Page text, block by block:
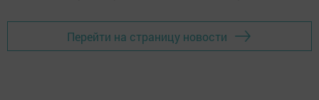
Перейти на страницу новости